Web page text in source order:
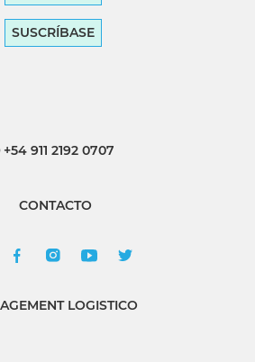
SUSCRÍBASE
+54 911 2192 0707
CONTACTO
LOGISTICO